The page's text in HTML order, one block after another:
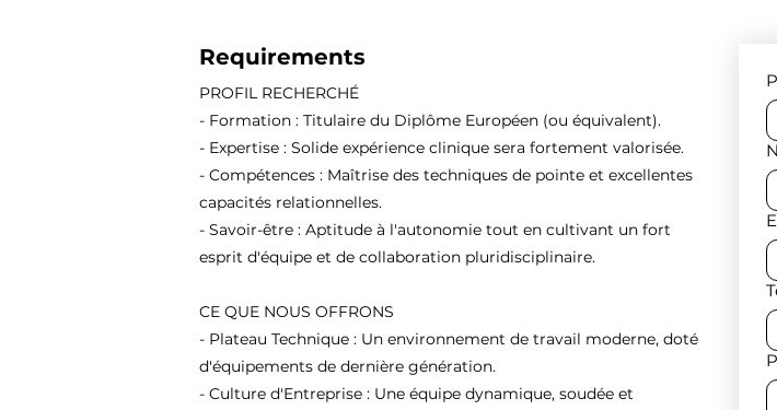
Requirements
PROFIL RECHERCHÉ
- Formation : Titulaire du Diplôme Européen (ou équivalent).
- Expertise : Solide expérience clinique sera fortement valorisée.
- Compétences : Maîtrise des techniques de pointe et excellentes
capacités relationnelles.
- Savoir-être : Aptitude à l'autonomie tout en cultivant un fort
esprit d'équipe et de collaboration pluridisciplinaire.
CE QUE NOUS OFFRONS
- Plateau Technique : Un environnement de travail moderne, doté
d'équipements de dernière génération.
- Culture d'Entreprise : Une équipe dynamique, soudée et